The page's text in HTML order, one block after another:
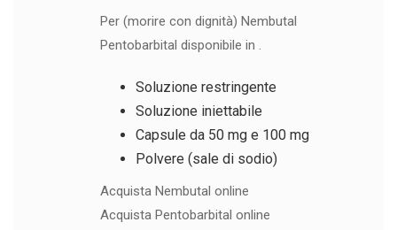
Per (morire con dignità) Nembutal
Pentobarbital disponibile in .
Soluzione restringente
Soluzione iniettabile
Capsule da 50 mg e 100 mg
Polvere (sale di sodio)
Acquista Nembutal online
Acquista Pentobarbital online